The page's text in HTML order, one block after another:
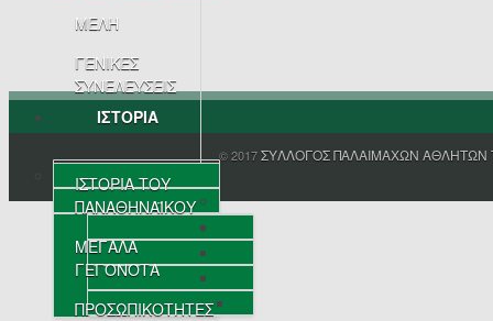
ΜΕΛΗ
ΓΕΝΙΚΕΣ
ΣΥΝΕΛΕΥΣΕΙΣ
ΙΣΤΟΡΙΑ
ΙΣΤΟΡΙΑ ΤΟΥ
ΠΑΝΑΘΗΝΑΪΚΟΥ
ΜΕΓΑΛΑ
ΓΕΓΟΝΟΤΑ
ΠΡΟΣΩΠΙΚΟΤΗΤΕΣ
© 2017ΣΥΛΛΟΓΟΣ ΠΑΛΑΙΜΑΧΩΝ ΑΘΛΗΤΩΝ